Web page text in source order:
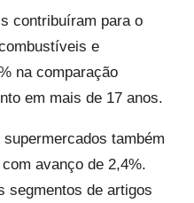
contribuíram para o
e
na comparação
em mais de 17 anos.
também
avanço de 2,4%.
segmentos de artigos